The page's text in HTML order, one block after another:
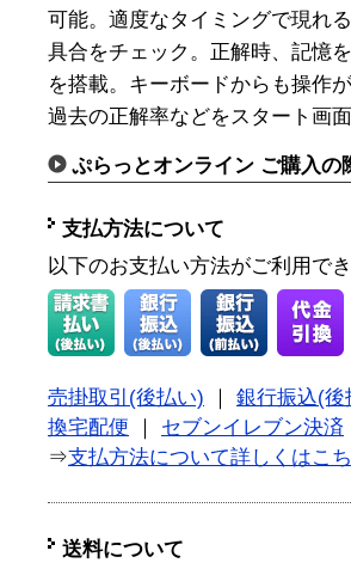
可能。適度なタイミングで現れ
具合をチェック。正解時、記憶
を搭載。キーボードからも操作
過去の正解率などをスタート画
ぷらっとオンライン ご購入の
支払方法について
以下のお支払い方法がご利用で
売掛取引(後払い)
銀行振込(後
換宅配便
セブンイレブン決済
⇒支払方法について詳しくはこ
送料について